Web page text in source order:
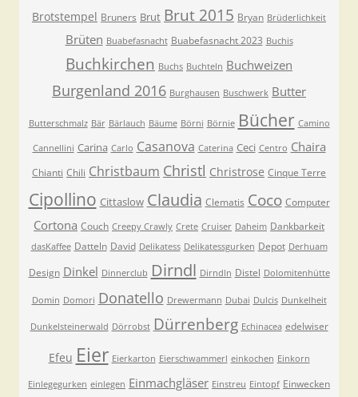
Brotstempel Bruners Brut Brut 2015 Bryan Brüderlichkeit
Brüten Buabefasnacht Buabefasnacht 2023 Buchis
Buchkirchen Buchs Buchteln Buchweizen
Burgenland 2016 Burghausen Buschwerk Butter
Butterschmalz Bär Bärlauch Bäume Börni Börnie Bücher Camino
Cannellini Carina Carlo Casanova Caterina Ceci Centro Chaira
Chianti Chili Christbaum Christl Christrose Cinque Terre
Cipollino Cittaslow Claudia Clematis Coco Computer
Cortona Couch Creepy Crawly Crete Cruiser Daheim Dankbarkeit
dasKaffee Datteln David Delikatess Delikatessgurken Depot Derhuam
Design Dinkel Dinnerclub Dirndl Dirndln Distel Dolomitenhütte
Domin Domori Donatello Drewermann Dubai Dulcis Dunkelheit
Dunkelsteinerwald Dörrobst Dürrenberg Echinacea edelwiser
Efeu Eier Eierkarton Eierschwammerl einkochen Einkorn
Einlegegurken einlegen Einmachgläser Einstreu Eintopf Einwecken